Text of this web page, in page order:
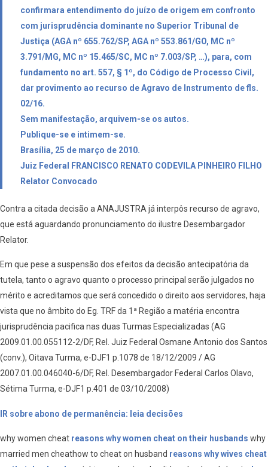
confirmara entendimento do juízo de origem em confronto
com jurisprudência dominante no Superior Tribunal de
Justiça (AGA nº 655.762/SP, AGA nº 553.861/GO, MC nº
3.791/MG, MC nº 15.465/SC, MC nº 7.003/SP, …), para, com
fundamento no art. 557, § 1º, do Código de Processo Civil,
dar provimento ao recurso de Agravo de Instrumento de fls.
02/16.
Sem manifestação, arquivem-se os autos.
Publique-se e intimem-se.
Brasília, 25 de março de 2010.
Juiz Federal FRANCISCO RENATO CODEVILA PINHEIRO FILHO
Relator Convocado
Contra a citada decisão a ANAJUSTRA já interpôs recurso de agravo,
que está aguardando pronunciamento do ilustre Desembargador
Relator.
Em que pese a suspensão dos efeitos da decisão antecipatória da
tutela, tanto o agravo quanto o processo principal serão julgados no
mérito e acreditamos que será concedido o direito aos servidores, haja
vista que no âmbito do Eg. TRF da 1ª Região a matéria encontra
jurisprudência pacifica nas duas Turmas Especializadas (AG
2009.01.00.055112-2/DF, Rel. Juiz Federal Osmane Antonio dos Santos
(conv.), Oitava Turma, e-DJF1 p.1078 de 18/12/2009 / AG
2007.01.00.046040-6/DF, Rel. Desembargador Federal Carlos Olavo,
Sétima Turma, e-DJF1 p.401 de 03/10/2008)
IR sobre abono de permanência: leia decisões
why women cheat reasons why women cheat on their husbands why
married men cheathow to cheat on husband reasons why wives cheat